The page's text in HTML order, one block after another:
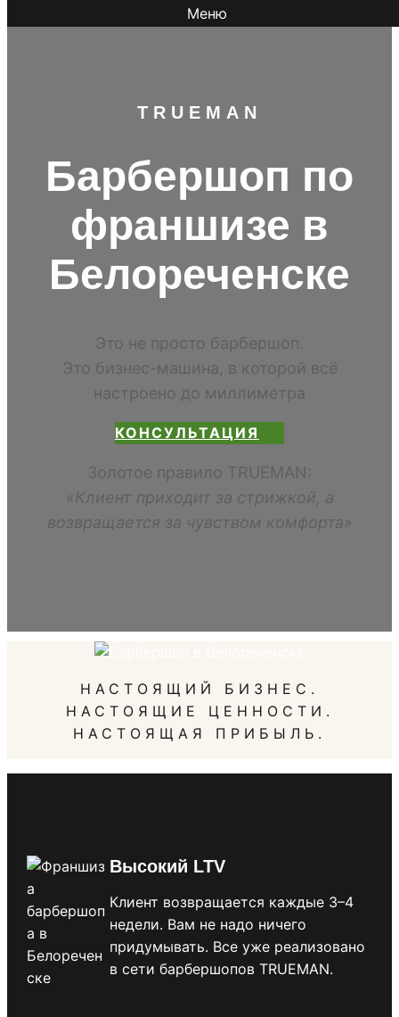
Меню
TR UEMAN
Барбершоп по
франшизе в
Белореченске
Это не просто барбершоп.
Это бизнес-машина, в которой всё
настроено до миллиметра
КОНСУЛЬТАЦИЯ
Золотое правило TRUEMAN:
«Клиент приходит за стрижкой, а
возвращается за чувством комфорта»
НАСТОЯЩИЙ БИЗНЕС.
НАСТОЯЩИЕ ЦЕННОСТИ.
НАСТОЯЩАЯ ПРИБЫЛЬ.
Высокий LTV
Клиент возвращается каждые 3–4
недели. Вам не надо ничего
придумывать. Все уже реализовано
в сети барбершопов TRUEMAN.